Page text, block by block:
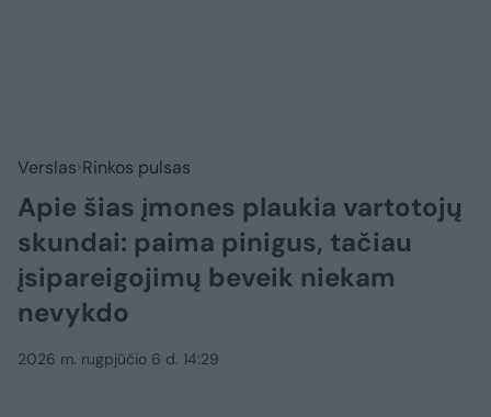
Verslas Rinkos pulsas
Apie šias įmones plaukia vartotojų
skundai: paima pinigus, tačiau
įsipareigojimų beveik niekam
nevykdo
2026 m. rugpjūčio 6 d. 14:29